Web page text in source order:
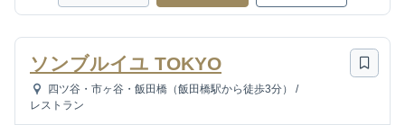
ソンブルイユ TOKYO
四ツ谷・市ヶ谷・飯田橋（飯田橋駅から徒歩3分）
/
レストラン